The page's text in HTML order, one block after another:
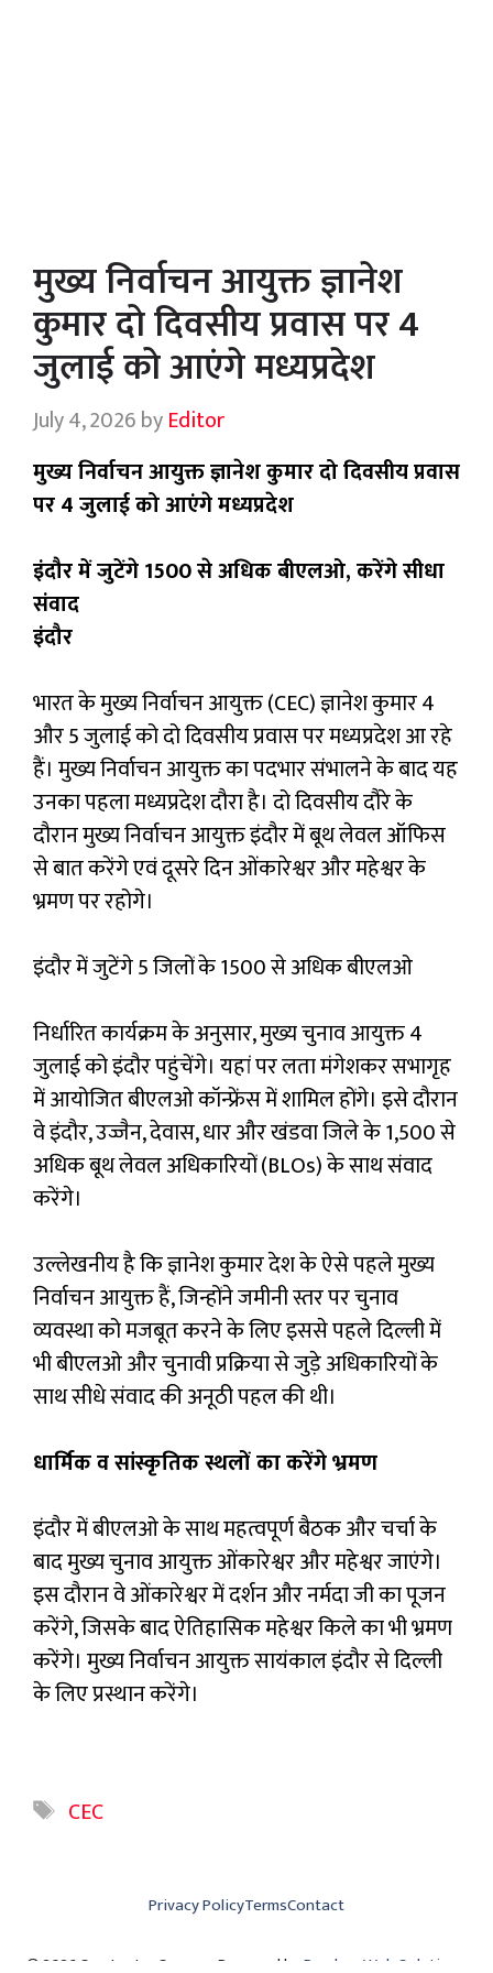
मुख्य निर्वाचन आयुक्त ज्ञानेश
कुमार दो दिवसीय प्रवास पर 4
जुलाई को आएंगे मध्यप्रदेश
July 4, 2026byEditor
मुख्य निर्वाचन आयुक्त ज्ञानेश कुमार दो दिवसीय प्रवास
पर 4 जुलाई को आएंगे मध्यप्रदेश
इंदौर में जुटेंगे 1500 से अधिक बीएलओ, करेंगे सीधा
संवाद
इंदौर
भारत के मुख्य निर्वाचन आयुक्त (CEC) ज्ञानेश कुमार 4
और 5 जुलाई को दो दिवसीय प्रवास पर मध्यप्रदेश आ रहे
हैं। मुख्य निर्वाचन आयुक्त का पदभार संभालने के बाद यह
उनका पहला मध्यप्रदेश दौरा है। दो दिवसीय दौरे के
दौरान मुख्य निर्वाचन आयुक्त इंदौर में बूथ लेवल ऑफिस
से बात करेंगे एवं दूसरे दिन ओंकारेश्वर और महेश्वर के
भ्रमण पर रहोगे।
इंदौर में जुटेंगे 5 जिलों के 1500 से अधिक बीएलओ
निर्धारित कार्यक्रम के अनुसार, मुख्य चुनाव आयुक्त 4
जुलाई को इंदौर पहुंचेंगे। यहां पर लता मंगेशकर सभागृह
में आयोजित बीएलओ कॉन्फ्रेंस में शामिल होंगे। इसे दौरान
वे इंदौर, उज्जैन, देवास, धार और खंडवा जिले के 1,500 से
अधिक बूथ लेवल अधिकारियों (BLOs) के साथ संवाद
करेंगे।
उल्लेखनीय है कि ज्ञानेश कुमार देश के ऐसे पहले मुख्य
निर्वाचन आयुक्त हैं, जिन्होंने जमीनी स्तर पर चुनाव
व्यवस्था को मजबूत करने के लिए इससे पहले दिल्ली में
भी बीएलओ और चुनावी प्रक्रिया से जुड़े अधिकारियों के
साथ सीधे संवाद की अनूठी पहल की थी।
धार्मिक व सांस्कृतिक स्थलों का करेंगे भ्रमण
इंदौर में बीएलओ के साथ महत्वपूर्ण बैठक और चर्चा के
बाद मुख्य चुनाव आयुक्त ओंकारेश्वर और महेश्वर जाएंगे।
इस दौरान वे ओंकारेश्वर में दर्शन और नर्मदा जी का पूजन
करेंगे, जिसके बाद ऐतिहासिक महेश्वर किले का भी भ्रमण
करेंगे। मुख्य निर्वाचन आयुक्त सायंकाल इंदौर से दिल्ली
के लिए प्रस्थान करेंगे।
Tags
CEC
© 2026 Swatantra Samay • Powered by Parshva Web Solutions
Privacy PolicyTermsContact